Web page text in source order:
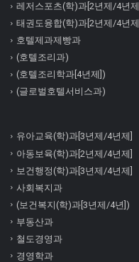
레저스포츠(학)과[2년제/4년제]
태권도융합(학)과[2년제/4년제]
호텔제과제빵과
(호텔조리과)
(호텔조리학과[4년제])
(글로벌호텔서비스과)
유아교육(학)과[3년제/4년제]
아동보육(학)과[2년제/4년제]
보건행정(학)과[3년제/4년제]
사회복지과
(보건복지(학)과[3년제/4년])
부동산과
철도경영과
경영학과